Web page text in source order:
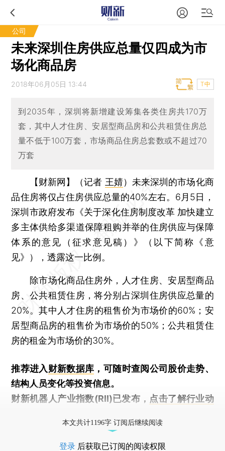
公司
未来深圳住房供应总量仅四成为市
场化商品房
2018年06月05日 13:44 T中
到2035年，深圳将新增建设筹集各类住房共170万
套，其中人才住房、安居型商品房和公共租赁住房总
量不低于100万套，市场商品住房总套数或不超过70
万套
【财新网】（记者 王婧） 未来深圳的市场化商
品住房将仅占住房供应总量的40%左右。6月5日，
深圳市政府发布《关于深化住房制度改革 加快建立
多主体供给多渠道保障租购并举的住房供应与保障
体系的意见（征求意见稿）》（以下简称《意
见》），透露这一比例。
除市场化商品住房外，人才住房、安居型商品
房、公共租赁住房，将分别占深圳住房供应总量的
20%。其中人才住房的租售价为市场价的60%；安
居型商品房的租售价为市场价的50%；公共租赁住
房的租金为市场价的30%。
推荐进入财新数据库 ，可随时查阅公司股价走势、
结构人员变化等投资信息。
财新机器人产业指数(RII)已发布， 点击了解行业动
本文共计1196字 订阅后继续阅读
登录 后获取已订阅的阅读权限